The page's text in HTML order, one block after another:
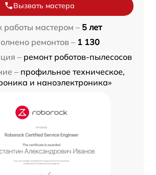
Вызвать мастера
работы мастером – 5 лет
ремонтов – 1 130
– ремонт роботов-пылесосов
– профильное техническое,
и наноэлектроника»